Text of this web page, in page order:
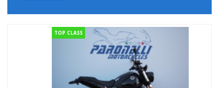
TOP CLASS